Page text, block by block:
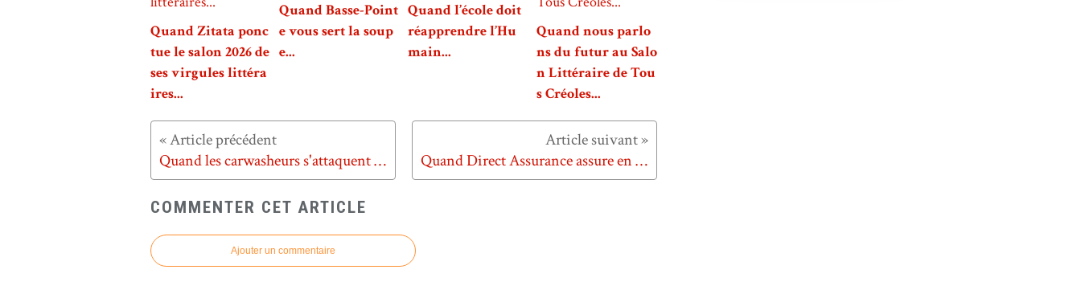
Quand Zitata ponc
tue le salon 2026 de
ses virgules littéra
ires...
Quand Basse-Point
e vous sert la soup
e...
Quand l’école doit
réapprendre l’Hu
main...
Quand nous parlo
ns du futur au Salo
n Littéraire de Tou
s Créoles...
Quand les carwasheurs s'attaquent à Citroën C3... Quand Direct Assurance assure en grand...
COMMENTER CET ARTICLE
Ajouter un commentaire